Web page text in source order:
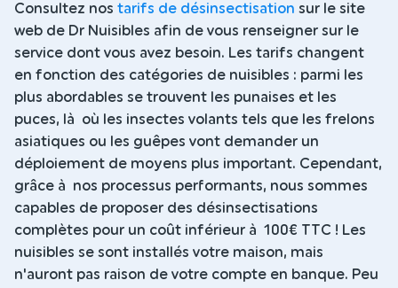
Consultez nos tarifs de désinsectisation sur le site
web de Dr Nuisibles afin de vous renseigner sur le
service dont vous avez besoin. Les tarifs changent
en fonction des catégories de nuisibles : parmi les
plus abordables se trouvent les punaises et les
puces, là où les insectes volants tels que les frelons
asiatiques ou les guêpes vont demander un
déploiement de moyens plus important. Cependant,
grâce à nos processus performants, nous sommes
capables de proposer des désinsectisations
complètes pour un coût inférieur à 100€ TTC ! Les
nuisibles se sont installés votre maison, mais
n'auront pas raison de votre compte en banque. Peu